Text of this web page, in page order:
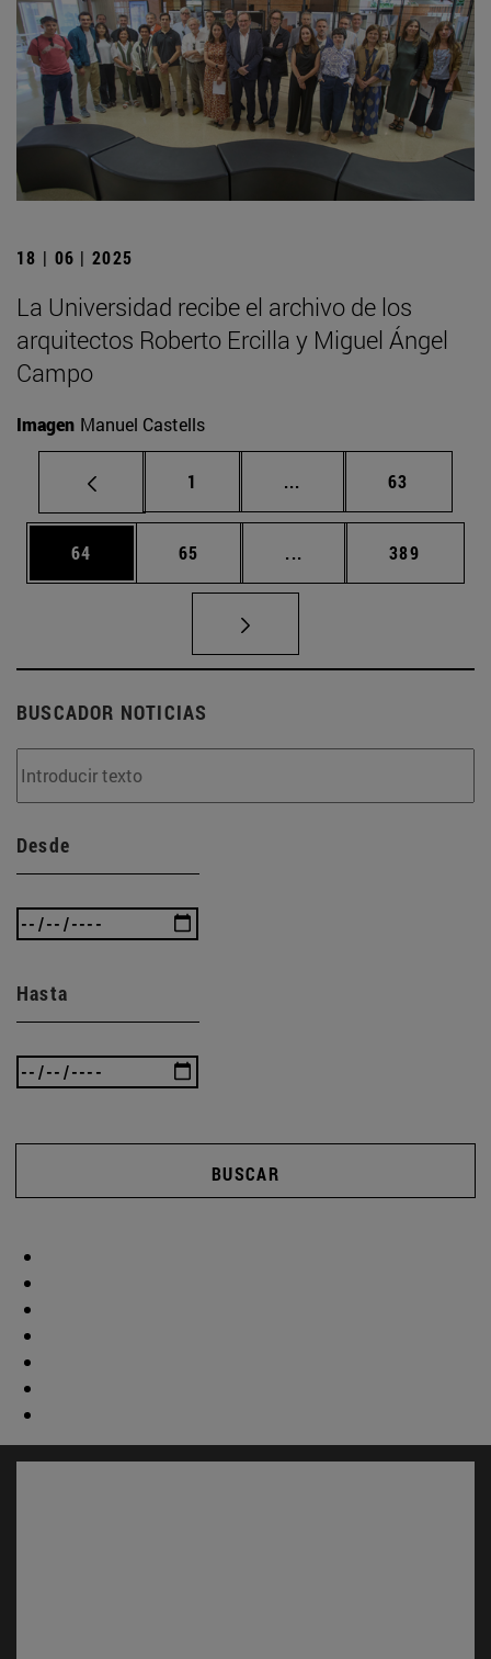
18 | 06 | 2025
La Universidad recibe el archivo de los
arquitectos Roberto Ercilla y Miguel Ángel
Campo
Imagen Manuel Castells
Página
1 ... Páginas intermedias
Página
63
Página
64 Página
65 ... Páginas intermedias
Página
389
BUSCADOR NOTICIAS
Desde
Hasta
BUSCAR